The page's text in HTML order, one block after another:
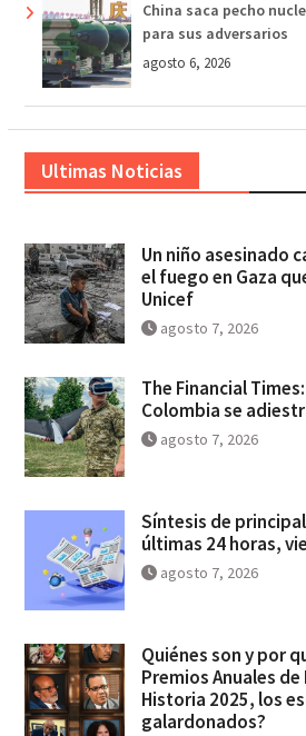
China saca pecho
para sus adversarios
agosto 6, 2026
Ultimas Noticias
Un niño asesinado
el fuego en Gaza
Unicef
agosto 7, 2026
The Financial
Colombia se
agosto 7, 2026
Síntesis de
últimas 24 horas,
agosto 7, 2026
Quiénes son y por
Premios Anuales
Historia 2025, los
galardonados?